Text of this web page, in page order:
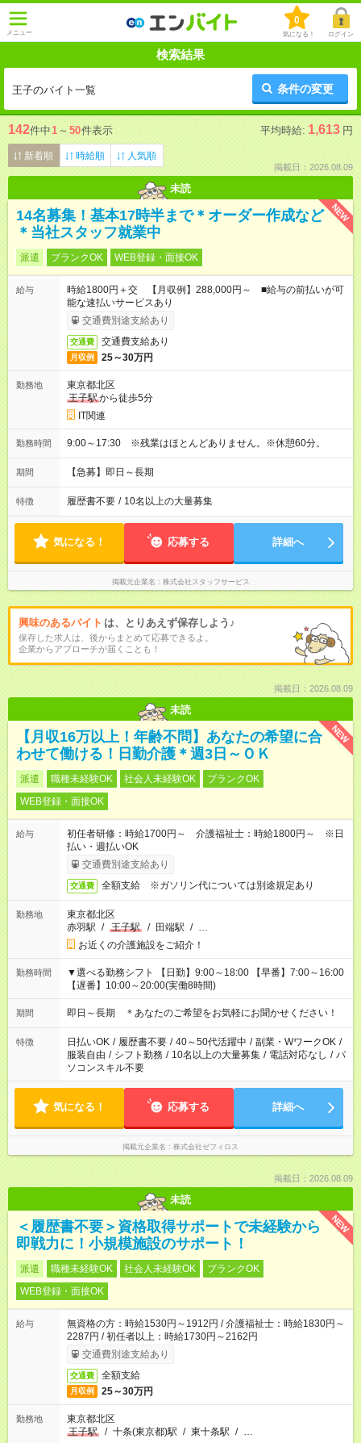
メニュー
0
気になる！ ログイン
検索結果
王子のバイト一覧 条件の変更
142件中1 ～ 50件表示 平均時給: 1,613 円
新着順 時給順 人気順
掲載日：2026.08.09
未読
NEW
14名募集！基本17時半まで＊オーダー作成など
＊当社スタッフ就業中
派遣 ブランクOK WEB登録・面接OK
給与
時給1800円＋交 【月収例】288,000円～ ■給与の前払いが可
能な速払いサービスあり
交通費別途支給あり
交通費 交通費支給あり
月収例 25～30万円
勤務地
東京都北区
王子駅から徒歩5分
IT関連
勤務時間 9:00～17:30 ※残業はほとんどありません。※休憩60分。
期間 【急募】即日～長期
特徴 履歴書不要 / 10名以上の大量募集
気になる！ 応募する 詳細へ
掲載元企業名 株式会社スタッフサービス
興味のあるバイト は、とりあえず保存しよう♪
保存した求人は、後からまとめて応募できるよ。
企業からアプローチが届くことも！
掲載日：2026.08.09
未読
NEW
【月収16万以上！年齢不問】あなたの希望に合
わせて働ける！日勤介護＊週3日～ＯＫ
派遣 職種未経験OK 社会人未経験OK
ブランクOK
WEB登録・面接OK
給与
初任者研修：時給1700円～ 介護福祉士：時給1800円～ ※日
払い・週払いOK
交通費別途支給あり
交通費 全額支給 ※ガソリン代については別途規定あり
勤務地
東京都北区
赤羽駅 / 王子駅 / 田端駅 / …
お近くの介護施設をご紹介！
勤務時間
▼選べる勤務シフト 【日勤】9:00～18:00 【早番】7:00～16:00
【遅番】10:00～20:00(実働8時間)
期間 即日～長期 ＊あなたのご希望をお気軽にお聞かせください！
特徴 日払いOK / 履歴書不要 / 40～50代活躍中 / 副業・WワークOK /
服装自由 / シフト勤務 / 10名以上の大量募集 / 電話対応なし / パ
ソコンスキル不要
気になる！ 応募する 詳細へ
掲載元企業名 株式会社ゼフィロス
掲載日：2026.08.09
未読
NEW
＜履歴書不要＞資格取得サポートで未経験から
即戦力に！小規模施設のサポート！
派遣 職種未経験OK 社会人未経験OK
ブランクOK
WEB登録・面接OK
給与
無資格の方：時給1530円～1912円 / 介護福祉士：時給1830円～
2287円 / 初任者以上：時給1730円～2162円
交通費別途支給あり
交通費 全額支給
月収例 25～30万円
勤務地
東京都北区
王子駅
/ 十条(東京都)駅 / 東十条駅 / …